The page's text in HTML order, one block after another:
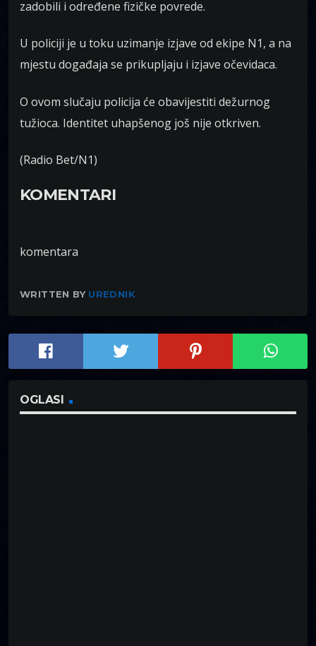
zadobili i određene fizičke povrede.
U policiji je u toku uzimanje izjave od ekipe N1, a na
mjestu događaja se prikupljaju i izjave očevidaca.
O ovom slučaju policija će obavijestiti dežurnog
tužioca. Identitet uhapšenog još nije otkriven.
(Radio Bet/N1)
KOMENTARI
komentara
WRITTEN BY UREDNIK
OGLASI